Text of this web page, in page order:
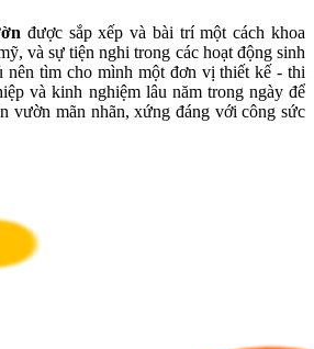
được sắp xếp và bài trí một cách khoa
và sự tiện nghi trong các hoạt động sinh
nên tìm cho mình một đơn vị thiết kế - thi
và kinh nghiệm lâu năm trong ngày để
vườn mãn nhãn, xứng đáng với công sức